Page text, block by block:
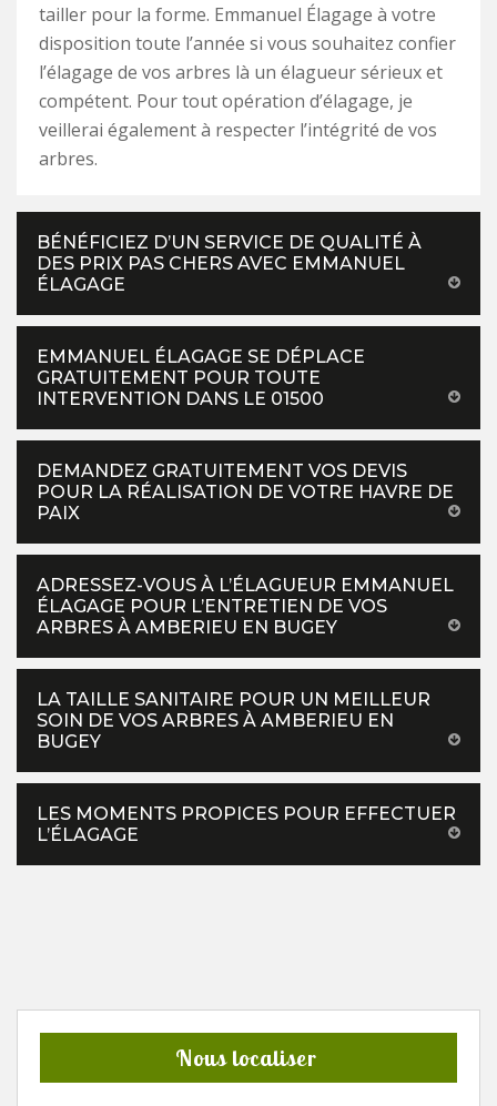
tailler pour la forme. Emmanuel Élagage à votre
disposition toute l’année si vous souhaitez confier
l’élagage de vos arbres là un élagueur sérieux et
compétent. Pour tout opération d’élagage, je
veillerai également à respecter l’intégrité de vos
arbres.
BÉNÉFICIEZ D’UN SERVICE DE QUALITÉ À
DES PRIX PAS CHERS AVEC EMMANUEL
ÉLAGAGE
EMMANUEL ÉLAGAGE SE DÉPLACE
GRATUITEMENT POUR TOUTE
INTERVENTION DANS LE 01500
DEMANDEZ GRATUITEMENT VOS DEVIS
POUR LA RÉALISATION DE VOTRE HAVRE DE
PAIX
ADRESSEZ-VOUS À L’ÉLAGUEUR EMMANUEL
ÉLAGAGE POUR L’ENTRETIEN DE VOS
ARBRES À AMBERIEU EN BUGEY
LA TAILLE SANITAIRE POUR UN MEILLEUR
SOIN DE VOS ARBRES À AMBERIEU EN
BUGEY
LES MOMENTS PROPICES POUR EFFECTUER
L’ÉLAGAGE
Nous localiser